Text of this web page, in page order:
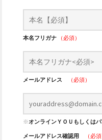
本名フリガナ （必須）
メールアドレス （必須）
※オンラインＹＯＵもしくは
メールアドレス確認用
（必須